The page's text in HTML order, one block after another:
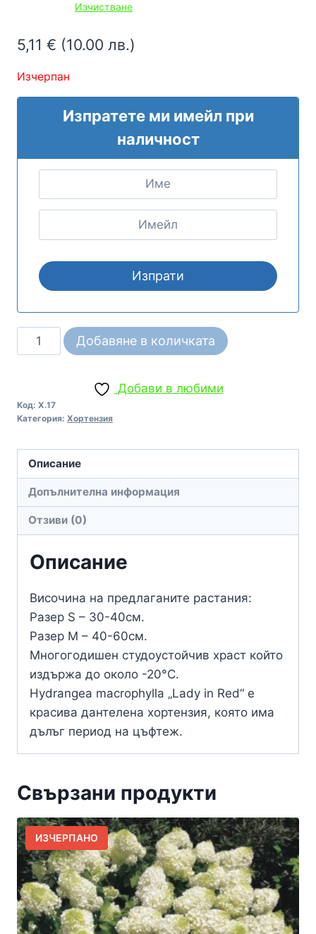
through
7,67 €
Изчистване
5,11 € (10.00 лв.)
Изчерпан
Изпратете ми имейл при
наличност
количество
за
Лейди
Hydrangea
macrophylla
Lady
in
Red
Добавяне в количката
Добави в любими
Код: Х.17
Категория: Хортензия
Описание
Допълнителна информация
Отзиви (0)
Описание
Височина на предлаганите растания:
Разер S – 30-40см.
Разер M – 40-60см.
Многогодишен студоустойчив храст който
издържа до около -20°C.
Hydrangea macrophylla „Lady in Red“ е
красива дантелена хортензия, която има
дълъг период на цъфтеж.
Свързани продукти
ИЗЧЕРПАНО